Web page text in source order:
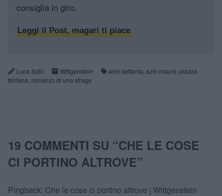
consiglia in giro.
Leggi il Post, magari ti piace
Luca Sofri Wittgenstein anni settanta ezio mauro piazza
fontana romanzo di una strage
19 COMMENTI SU “CHE LE COSE
CI PORTINO ALTROVE”
Pingback: Che le cose ci portino altrove | Wittgenstein